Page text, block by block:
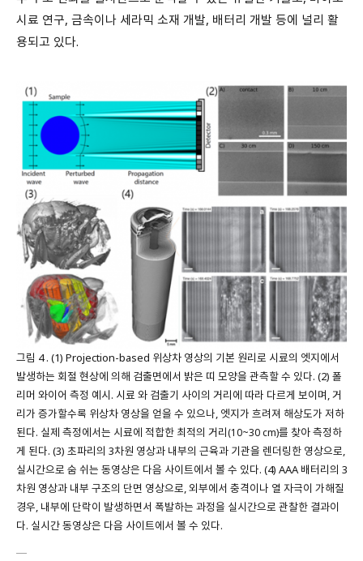
시료 연구, 금속이나 세라믹 소재 개발, 배터리 개발 등에 널리 활
용되고 있다.
그림 4 . (1) Projection-based 위상차 영상의 기본 원리로 시료의 엣지에서
발생하는 회절 현상에 의해 검출면에서 밝은 띠 모양을 관측할 수 있다. (2) 폴
리머 와이어 측정 예시. 시료 와 검출기 사이의 거리에 따라 다르게 보이며, 거
리가 증가할수록 위상차 영상을 얻을 수 있으나, 엣지가 흐려져 해상도가 저하
된다. 실제 측정에서는 시료에 적합한 최적의 거리(10~30 cm)를 찾아 측정하
게 된다. (3) 초파리의 3차원 영상과 내부의 근육과 기관을 렌더링한 영상으로,
실시간으로 숨 쉬는 동영상은 다음 사이트에서 볼 수 있다. (4) AAA 배터리의 3
차원 영상과 내부 구조의 단면 영상으로, 외부에서 충격이나 열 자극이 가해질
경우, 내부에 단락이 발생하면서 폭발하는 과정을 실시간으로 관찰한 결과이
다. 실시간 동영상은 다음 사이트에서 볼 수 있다.